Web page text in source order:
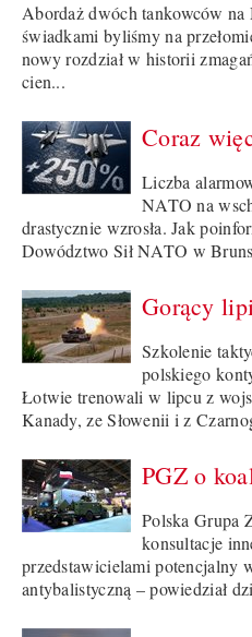
Abordaż dwóch tankowców
świadkami byliśmy na
nowy rozdział w historii
cien...
Coraz
Liczba
NATO na
drastycznie wzrosła. Jak
Dowództwo Sił NATO w
Gorący
Szkolenie
polskiego
Łotwie trenowali w lipcu z
Kanady, ze Słowenii i z
PGZ o
Polska Grupa
konsultacje
przedstawicielami potencjalny
antybalistyczną – powiedział